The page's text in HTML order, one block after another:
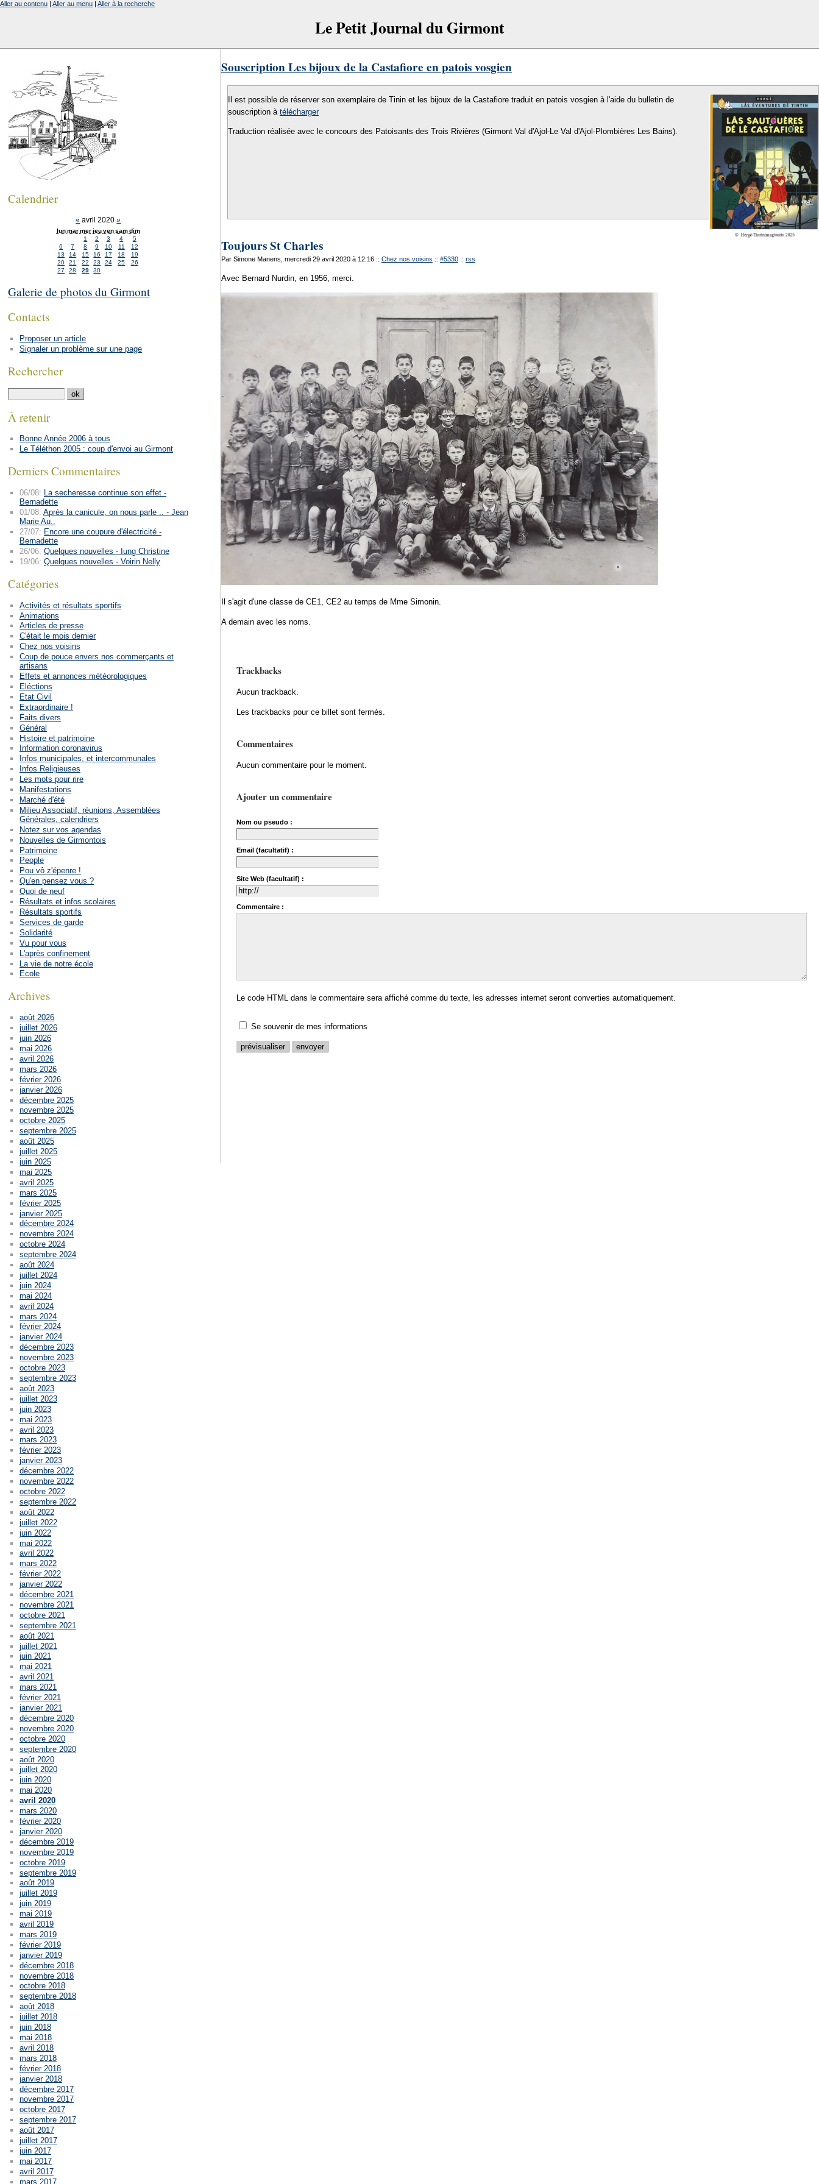
Le Petit Journal du Girmont
Aller au contenu | Aller au menu | Aller à la recherche
Souscription Les bijoux de la Castafiore en patois vosgien
Il est possible de réserver son exemplaire de Tinin et les bijoux de la Castafiore traduit en patois vosgien à l'aide du bulletin de
souscription à télécharger
Traduction réalisée avec le concours des Patoisants des Trois Rivières (Girmont Val d'Ajol-Le Val d'Ajol-Plombières Les Bains).
Toujours St Charles
Par Simone Manens, mercredi 29 avril 2020 à 12:16 :: Chez nos voisins :: #5330 :: rss
Avec Bernard Nurdin, en 1956, merci.
Il s'agit d'une classe de CE1, CE2 au temps de Mme Simonin.
A demain avec les noms.
Trackbacks
Aucun trackback.
Les trackbacks pour ce billet sont fermés.
Commentaires
Aucun commentaire pour le moment.
Ajouter un commentaire
Nom ou pseudo :
Email (facultatif) :
Site Web (facultatif) :
Commentaire :
Le code HTML dans le commentaire sera affiché comme du texte, les adresses internet seront converties automatiquement.
Se souvenir de mes informations
Calendrier
« avril 2020»
lun mar mer jeu ven sam dim
1
2 3 4
5
6
7 8 9 10 11
12
13
14 15 16 17 18
19
20
21 22 23 24 25
26
27
28 29 30
Galerie de photos du Girmont
Contacts
Proposer un article
Signaler un problème sur une page
Rechercher
À retenir
Bonne Année 2006 à tous
Le Téléthon 2005 : coup d'envoi au Girmont
Derniers Commentaires
06/08: La secheresse continue son effet -
Bernadette
01/08: Après la canicule, on nous parle .. - Jean
Marie Au..
27/07: Encore une coupure d'électricité -
Bernadette
26/06: Quelques nouvelles - Iung Christine
19/06: Quelques nouvelles - Voirin Nelly
Catégories
Activités et résultats sportifs
Animations
Articles de presse
C'était le mois dernier
Chez nos voisins
Coup de pouce envers nos commerçants et
artisans
Effets et annonces météorologiques
Eléctions
Etat Civil
Extraordinaire !
Faits divers
Général
Histoire et patrimoine
Information coronavirus
Infos municipales, et intercommunales
Infos Religieuses
Les mots pour rire
Manifestations
Marché d'été
Milieu Associatif, réunions, Assemblées
Générales, calendriers
Notez sur vos agendas
Nouvelles de Girmontois
Patrimoine
People
Pou vô z'épenre !
Qu'en pensez vous ?
Quoi de neuf
Résultats et infos scolaires
Résultats sportifs
Services de garde
Solidarité
Vu pour vous
L'après confinement
La vie de notre école
Ecole
Archives
août 2026
juillet 2026
juin 2026
mai 2026
avril 2026
mars 2026
février 2026
janvier 2026
décembre 2025
novembre 2025
octobre 2025
septembre 2025
août 2025
juillet 2025
juin 2025
mai 2025
avril 2025
mars 2025
février 2025
janvier 2025
décembre 2024
novembre 2024
octobre 2024
septembre 2024
août 2024
juillet 2024
juin 2024
mai 2024
avril 2024
mars 2024
février 2024
janvier 2024
décembre 2023
novembre 2023
octobre 2023
septembre 2023
août 2023
juillet 2023
juin 2023
mai 2023
avril 2023
mars 2023
février 2023
janvier 2023
décembre 2022
novembre 2022
octobre 2022
septembre 2022
août 2022
juillet 2022
juin 2022
mai 2022
avril 2022
mars 2022
février 2022
janvier 2022
décembre 2021
novembre 2021
octobre 2021
septembre 2021
août 2021
juillet 2021
juin 2021
mai 2021
avril 2021
mars 2021
février 2021
janvier 2021
décembre 2020
novembre 2020
octobre 2020
septembre 2020
août 2020
juillet 2020
juin 2020
mai 2020
avril 2020
mars 2020
février 2020
janvier 2020
décembre 2019
novembre 2019
octobre 2019
septembre 2019
août 2019
juillet 2019
juin 2019
mai 2019
avril 2019
mars 2019
février 2019
janvier 2019
décembre 2018
novembre 2018
octobre 2018
septembre 2018
août 2018
juillet 2018
juin 2018
mai 2018
avril 2018
mars 2018
février 2018
janvier 2018
décembre 2017
novembre 2017
octobre 2017
septembre 2017
août 2017
juillet 2017
juin 2017
mai 2017
avril 2017
mars 2017